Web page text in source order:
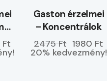
Ft
Gaston érzelmei
– Koncentrálok
2475 Ft 1980 Ft
20% kedvezmény!